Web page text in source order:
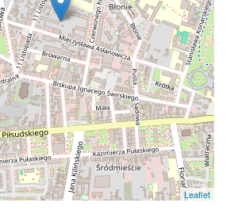
Leaflet